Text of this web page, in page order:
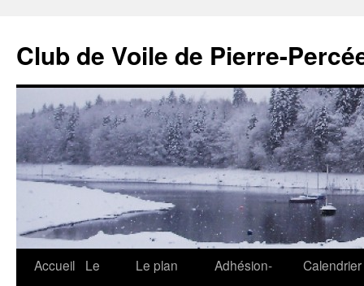
Club de Voile de Pierre-
Aller
Accueil
Le
Le plan
Adhésion-
Calendrier